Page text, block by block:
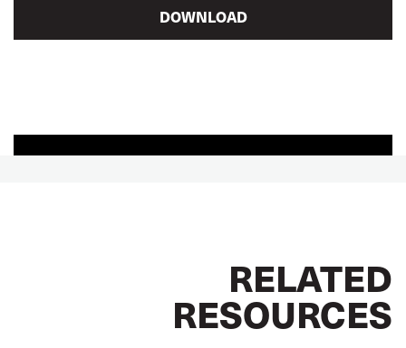
DOWNLOAD
RELATED
RESOURCES